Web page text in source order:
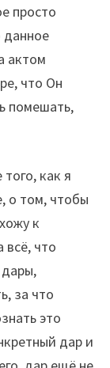
просто
данное
актом
что Он
помешать,
как я
о том, чтобы
к
всё, что
за что
это
дар и